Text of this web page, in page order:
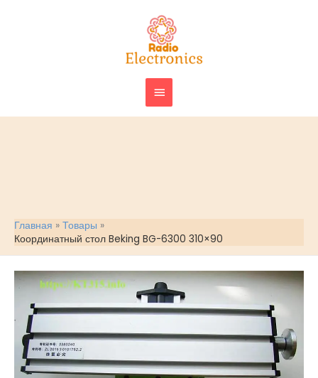
ГЛАВНОЕ
МЕНЮ
Главная
Товары
Координатный стол Beking BG-6300 310×90